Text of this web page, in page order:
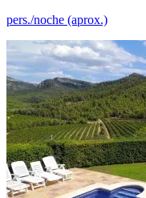
pers./noche (aprox.)